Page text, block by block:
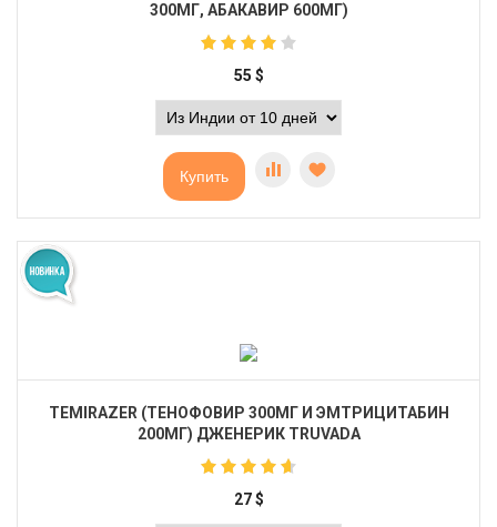
300МГ, АБАКАВИР 600МГ)
55 $
Купить
TEMIRAZER (ТЕНОФОВИР 300МГ И ЭМТРИЦИТАБИН
200МГ) ДЖЕНЕРИК TRUVADA
27 $